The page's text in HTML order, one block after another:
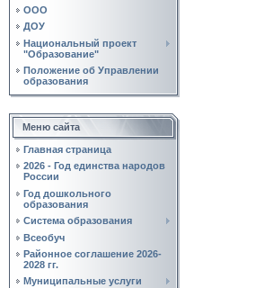
ООО
ДОУ
Национальный проект
"Образование"
Положение об Управлении
образования
Меню сайта
Главная страница
2026 - Год единства народов
России
Год дошкольного
образования
Система образования
Всеобуч
Районное соглашение 2026-
2028 гг.
Муниципальные услуги